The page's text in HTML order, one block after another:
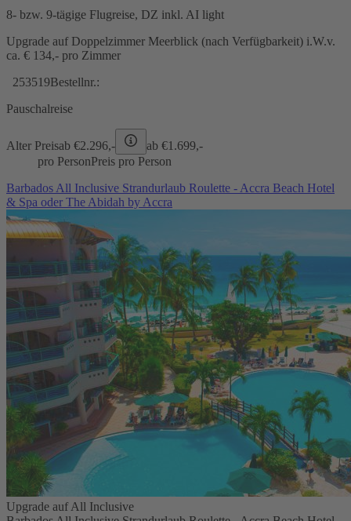
8- bzw. 9-tägige Flugreise, DZ inkl. AI light
Upgrade auf Doppelzimmer Meerblick (nach Verfügbarkeit) i.W.v.
ca. € 134,- pro Zimmer
253519Bestellnr.:
Pauschalreise
Alter Preisab €2.296,- ab €1.699,-
pro PersonPreis pro Person
Barbados All Inclusive Strandurlaub Roulette - Accra Beach Hotel
& Spa oder The Abidah by Accra
Upgrade auf All Inclusive